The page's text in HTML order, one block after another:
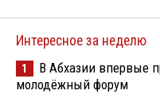
Интересное за неделю
1
В Абхазии впервые
молодёжный форум